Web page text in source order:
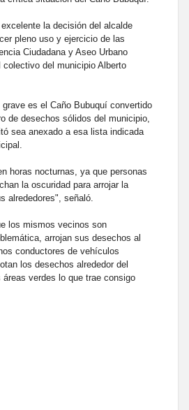
la decisión del alcalde
pleno uso y ejercicio de las
Ciudadana y Aseo Urbano
colectivo del municipio Alberto
es el Caño Bubuquí convertido
de desechos sólidos del municipio,
sea anexado a esa lista indicada
horas nocturnas, ya que personas
la oscuridad para arrojar la
alrededores", señaló.
los mismos vecinos son
arrojan sus desechos al
conductores de vehículos
los desechos alrededor del
verdes lo que trae consigo